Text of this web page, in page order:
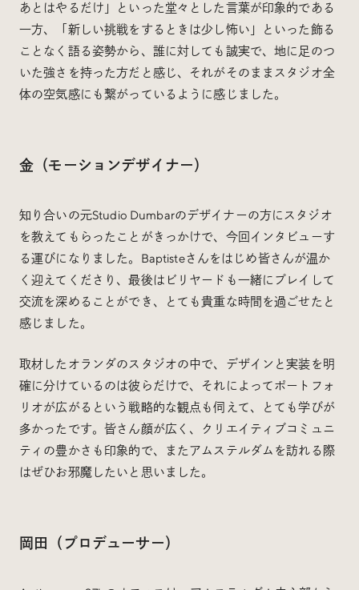
あとはやるだけ」といった堂々とした言葉が印象的である
一方、「新しい挑戦をするときは少し怖い」といった飾る
ことなく語る姿勢から、誰に対しても誠実で、地に足のつ
いた強さを持った方だと感じ、それがそのままスタジオ全
体の空気感にも繋がっているように感じました。
金（モーションデザイナー）
知り合いの元Studio Dumbarのデザイナーの方にスタジオ
を教えてもらったことがきっかけで、今回インタビューす
る運びになりました。Baptisteさんをはじめ皆さんが温か
く迎えてくださり、最後はビリヤードも一緒にプレイして
交流を深めることができ、とても貴重な時間を過ごせたと
感じました。
取材したオランダのスタジオの中で、デザインと実装を明
確に分けているのは彼らだけで、それによってポートフォ
リオが広がるという戦略的な観点も伺えて、とても学びが
多かったです。皆さん顔が広く、クリエイティブコミュニ
ティの豊かさも印象的で、またアムステルダムを訪れる際
はぜひお邪魔したいと思いました。
岡田（プロデューサー）